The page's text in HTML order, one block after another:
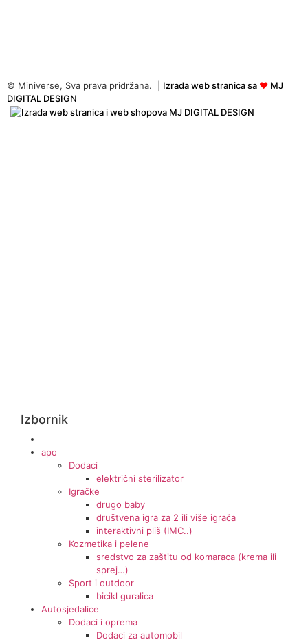
© Miniverse, Sva prava pridržana. | Izrada web stranica sa ♥ MJ
DIGITAL DESIGN
Izbornik
apo
Dodaci
električni sterilizator
Igračke
drugo baby
društvena igra za 2 ili više igrača
interaktivni pliš (IMC..)
Kozmetika i pelene
sredstvo za zaštitu od komaraca (krema ili
sprej…)
Sport i outdoor
bicikl guralica
Autosjedalice
Dodaci i oprema
Dodaci za automobil